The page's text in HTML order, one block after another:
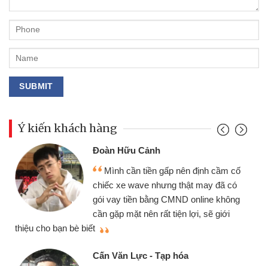
Ý kiến khách hàng
Đoàn Hữu Cảnh
Mình cần tiền gấp nên định cầm cố
chiếc xe wave nhưng thật may đã có
gói vay tiền bằng CMND online không
cần gặp mặt nên rất tiện lợi, sẽ giới
thiệu cho bạn bè biết
Cấn Văn Lực - Tạp hóa